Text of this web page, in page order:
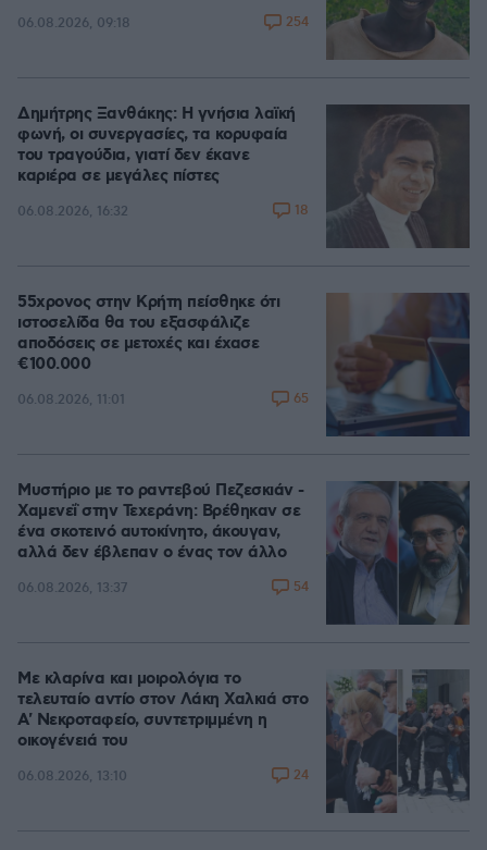
06.08.2026, 09:18 254
Δημήτρης Ξανθάκης: Η γνήσια λαϊκή
φωνή, οι συνεργασίες, τα κορυφαία
του τραγούδια, γιατί δεν έκανε
καριέρα σε μεγάλες πίστες
06.08.2026, 16:32 18
55χρονος στην Κρήτη πείσθηκε ότι
ιστοσελίδα θα του εξασφάλιζε
αποδόσεις σε μετοχές και έχασε
€100.000
06.08.2026, 11:01 65
Μυστήριο με το ραντεβού Πεζεσκιάν -
Χαμενεΐ στην Τεχεράνη: Βρέθηκαν σε
ένα σκοτεινό αυτοκίνητο, άκουγαν,
αλλά δεν έβλεπαν ο ένας τον άλλο
06.08.2026, 13:37 54
Με κλαρίνα και μοιρολόγια το
τελευταίο αντίο στον Λάκη Χαλκιά στο
A' Νεκροταφείο, συντετριμμένη η
οικογένειά του
06.08.2026, 13:10 24